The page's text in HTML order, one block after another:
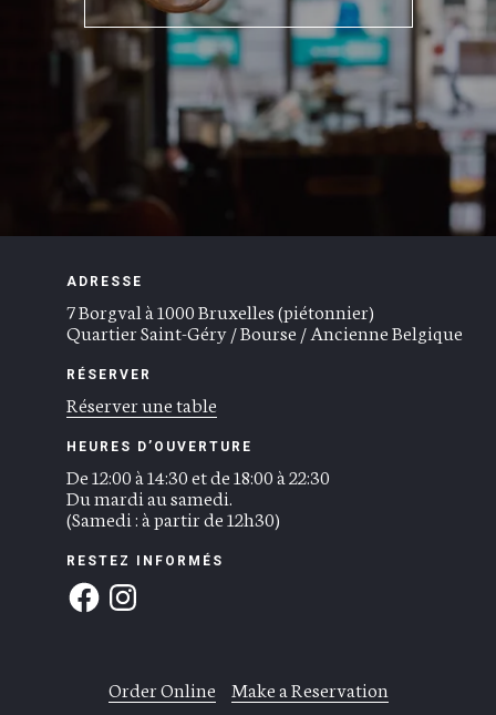
Séléné Cuvée de printemps – beaujolais – Sylvère
Tricahrd7.9 15.5 29 40 €
Tandem – Alain Graillot – Maroc – 7.9 15.5 29 40 €
APÉROS
Cidre Galipette Brut « Pur jus » – 4,5% – 0,33 cl –5.5 €
Kyrr – Vieille Mule & crème de cassis (bio) – 16% –6.5 €
Kyrr royal – Tinc Set & Crème de cassis (bio) – 16% – 7.9 €
Tinc Set – Mas Candi (catalogne) – Cava style –
(verre)38 €(bout.)
Amaretto (bio) di Mattia Walcher –7.0 €
Whisky (bio) – Main Fields Rare Reserve –8.5 €
ADRESSE
7 Borgval à 1000 Bruxelles (piétonnier)
Quartier Saint-Géry / Bourse / Ancienne Belgique
RÉSERVER
Réserver une table
HEURES D’OUVERTURE
De 12:00 à 14:30 et de 18:00 à 22:30
Du mardi au samedi.
(Samedi : à partir de 12h30)
RESTEZ INFORMÉS
Order Online Make a Reservation